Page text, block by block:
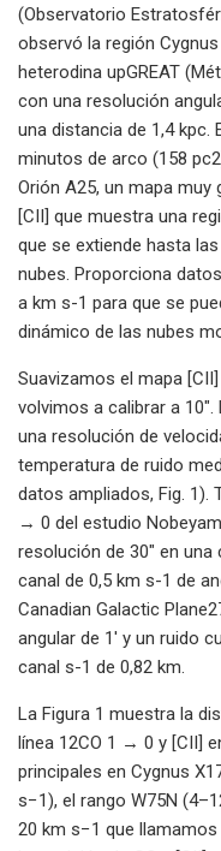
(Observatorio
observó la región
heterodina upGREAT
con una resolución
una distancia de 1,4 kpc.
minutos de arco (158
Orión A25, un mapa muy
[CII] que muestra una
que se extiende hasta
nubes. Proporciona
a km s-1 para que se
dinámico de las nubes
Suavizamos el mapa
volvimos a calibrar a
una resolución de
temperatura de ruido
datos ampliados, Fig. 1).
→ 0 del estudio
resolución de 30″ en
canal de 0,5 km s-1 de
Canadian Galactic
angular de 1′ y un ruido
canal s-1 de 0,82 km.
La Figura 1 muestra la
línea 12CO 1 → 0 y [CII]
principales en Cygnus
s−1), el rango W75N
20 km s−1 que